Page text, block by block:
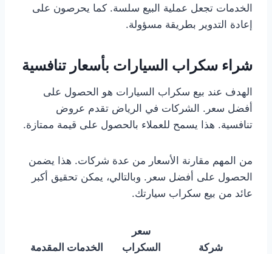
الخدمات تجعل عملية البيع سلسة. كما يحرصون على
إعادة التدوير بطريقة مسؤولة.
شراء سكراب السيارات بأسعار تنافسية
الهدف عند بيع سكراب السيارات هو الحصول على
أفضل سعر. الشركات في الرياض تقدم عروض
تنافسية. هذا يسمح للعملاء بالحصول على قيمة ممتازة.
من المهم مقارنة الأسعار من عدة شركات. هذا يضمن
الحصول على أفضل سعر. وبالتالي، يمكن تحقيق أكبر
عائد من بيع سكراب سيارتك.
شركة
سعر
السكراب
الخدمات المقدمة